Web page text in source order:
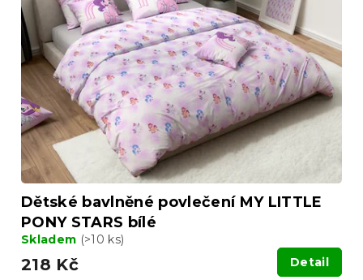
Dětské bavlněné povlečení MY LITTLE
PONY STARS bílé
Skladem (>10 ks)
218 Kč Detail